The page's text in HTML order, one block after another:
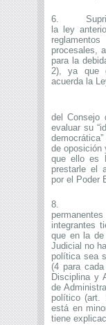
6.
la ley
procesales,
para la
2), ya que
acuerda la
7.
del Consejo
evaluar su
de oposición
que ello es
prestarle el
por el Poder
8.
integrantes
que en la
Judicial no
política sea
(4 para
Disciplina y
de
político (art.
está en
tiene